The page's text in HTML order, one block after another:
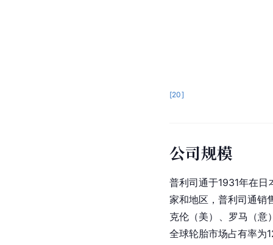
[20]
公司规模
普利司通于1931年在日
家和地区，普利司通销
克伦（美）、罗马（意
全球轮胎市场占有率为